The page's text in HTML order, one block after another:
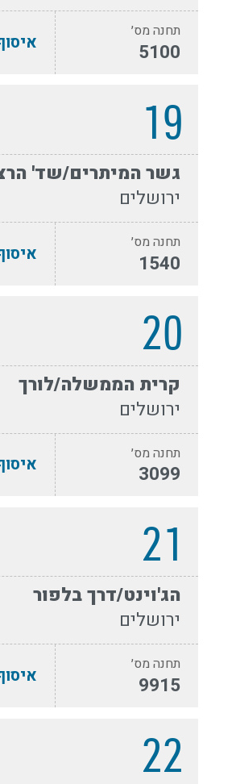
תחנה מס׳
5100
19
גשר המיתרים/שד'
ירושלים
תחנה מס׳
1540
20
קרית הממשלה/לורך
ירושלים
תחנה מס׳
3099
21
הג'וינט/דרך בלפור
ירושלים
תחנה מס׳
9915
22